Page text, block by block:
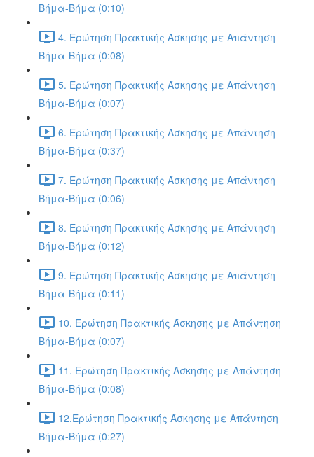
Βήμα-Βήμα (0:10)
4. Ερώτηση Πρακτικής Άσκησης με Απάντηση
Βήμα-Βήμα (0:08)
5. Ερώτηση Πρακτικής Άσκησης με Απάντηση
Βήμα-Βήμα (0:07)
6. Ερώτηση Πρακτικής Άσκησης με Απάντηση
Βήμα-Βήμα (0:37)
7. Ερώτηση Πρακτικής Άσκησης με Απάντηση
Βήμα-Βήμα (0:06)
8. Ερώτηση Πρακτικής Άσκησης με Απάντηση
Βήμα-Βήμα (0:12)
9. Ερώτηση Πρακτικής Άσκησης με Απάντηση
Βήμα-Βήμα (0:11)
10. Ερώτηση Πρακτικής Άσκησης με Απάντηση
Βήμα-Βήμα (0:07)
11. Ερώτηση Πρακτικής Άσκησης με Απάντηση
Βήμα-Βήμα (0:08)
12.Ερώτηση Πρακτικής Άσκησης με Απάντηση
Βήμα-Βήμα (0:27)